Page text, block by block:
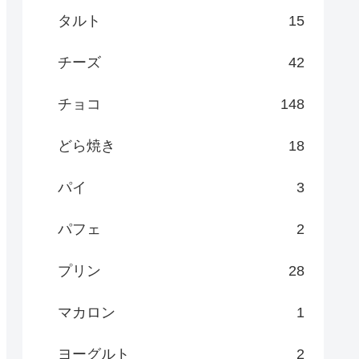
タルト 15
チーズ 42
チョコ 148
どら焼き 18
パイ 3
パフェ 2
プリン 28
マカロン 1
ヨーグルト 2